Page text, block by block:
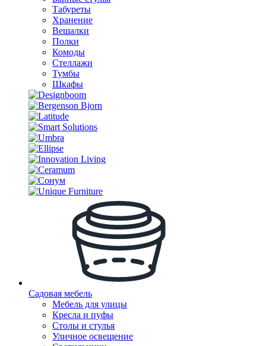
Табуреты
Хранение
Вешалки
Полки
Комоды
Стеллажи
Тумбы
Шкафы
Садовая мебель
Мебель для улицы
Кресла и пуфы
Столы и стулья
Уличное освещение